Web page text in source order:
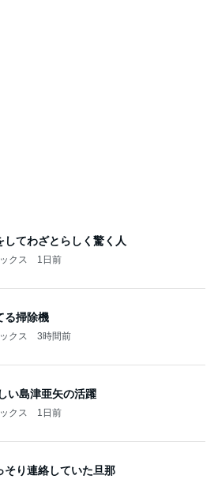
してわざとらしく驚く人
クス 1日前
る掃除機
クス 3時間前
い島津亜矢の活躍
クス 1日前
そり連絡していた旦那